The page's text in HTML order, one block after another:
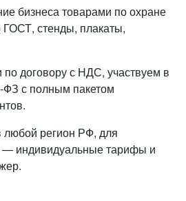
бизнеса товарами по охране
стенды, плакаты,
договору с НДС, участвуем в
с полным пакетом
регион РФ, для
— индивидуальные тарифы и